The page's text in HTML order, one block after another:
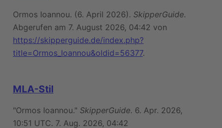
Ormos Ioannou. (6. April 2026). SkipperGuide.
Abgerufen am 7. August 2026, 04:42 von
https://skipperguide.de/index.php?
title=Ormos_Ioannou&oldid=56377.
MLA-Stil
"Ormos Ioannou." SkipperGuide. 6. Apr. 2026,
10:51 UTC. 7. Aug. 2026, 04:42